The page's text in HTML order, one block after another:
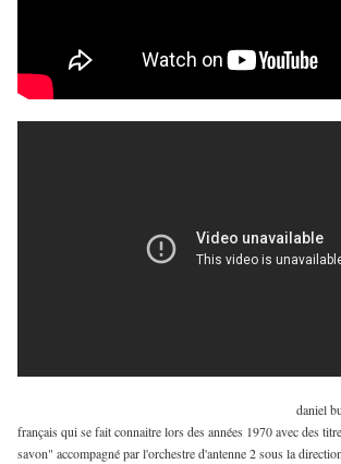
daniel
français qui se fait connaitre lors des années 1970 avec des
savon" accompagné par l'orchestre d'antenne 2 sous la